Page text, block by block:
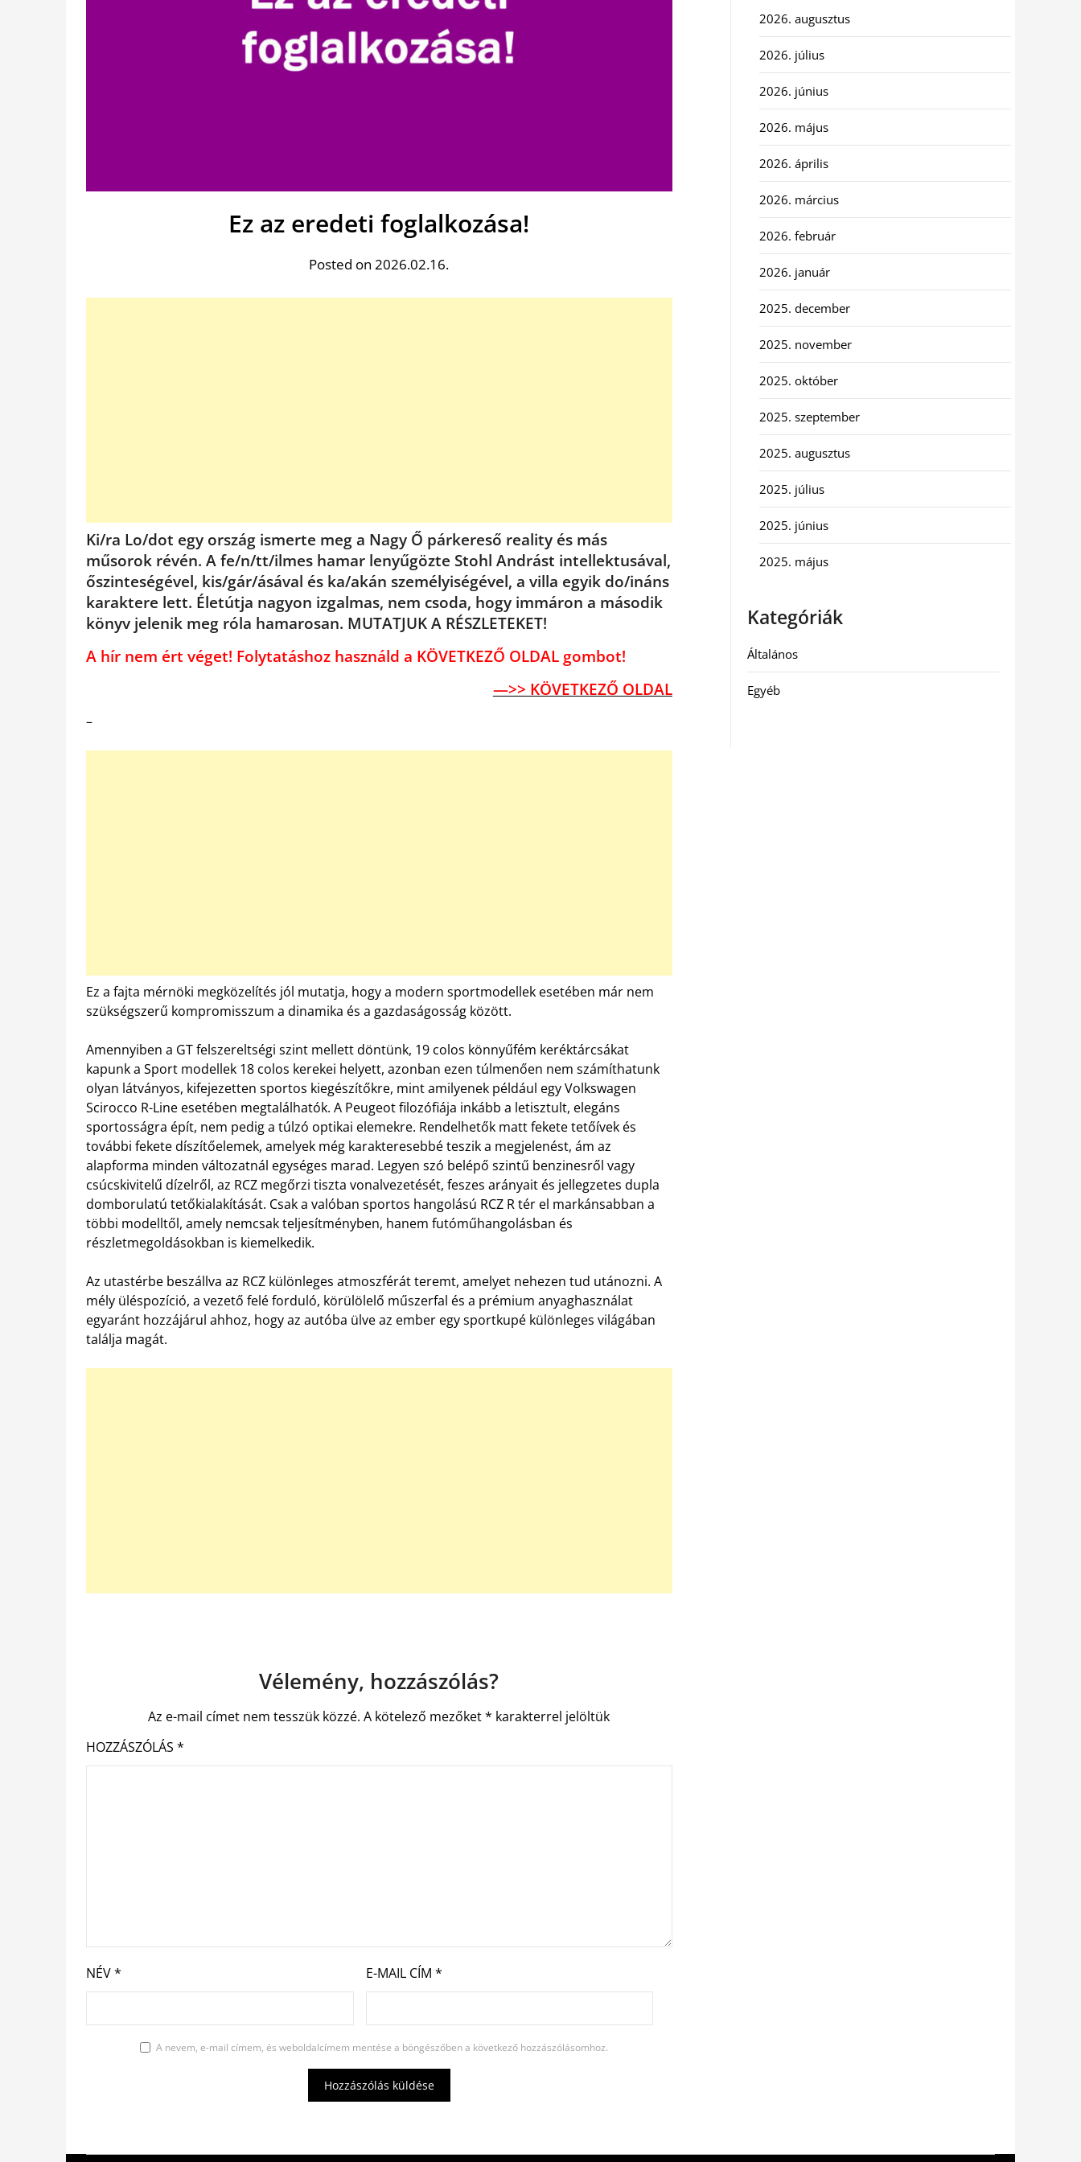
Ez az eredeti foglalkozása!
Posted on 2026.02.16.
Ki/ra Lo/dot egy ország ismerte meg a Nagy Ő párkereső reality és más
műsorok révén. A fe/n/tt/ilmes hamar lenyűgözte Stohl Andrást intellektusával,
őszinteségével, kis/gár/ásával és ka/akán személyiségével, a villa egyik do/ináns
karaktere lett. Életútja nagyon izgalmas, nem csoda, hogy immáron a második
könyv jelenik meg róla hamarosan. MUTATJUK A RÉSZLETEKET!
A hír nem ért véget! Folytatáshoz használd a KÖVETKEZŐ OLDAL gombot!
—>> KÖVETKEZŐ OLDAL
–
Ez a fajta mérnöki megközelítés jól mutatja, hogy a modern sportmodellek esetében már nem
szükségszerű kompromisszum a dinamika és a gazdaságosság között.
Amennyiben a GT felszereltségi szint mellett döntünk, 19 colos könnyűfém keréktárcsákat
kapunk a Sport modellek 18 colos kerekei helyett, azonban ezen túlmenően nem számíthatunk
olyan látványos, kifejezetten sportos kiegészítőkre, mint amilyenek például egy Volkswagen
Scirocco R-Line esetében megtalálhatók. A Peugeot filozófiája inkább a letisztult, elegáns
sportosságra épít, nem pedig a túlzó optikai elemekre. Rendelhetők matt fekete tetőívek és
további fekete díszítőelemek, amelyek még karakteresebbé teszik a megjelenést, ám az
alapforma minden változatnál egységes marad. Legyen szó belépő szintű benzinesről vagy
csúcskivitelű dízelről, az RCZ megőrzi tiszta vonalvezetését, feszes arányait és jellegzetes dupla
domborulatú tetőkialakítását. Csak a valóban sportos hangolású RCZ R tér el markánsabban a
többi modelltől, amely nemcsak teljesítményben, hanem futóműhangolásban és
részletmegoldásokban is kiemelkedik.
Az utastérbe beszállva az RCZ különleges atmoszférát teremt, amelyet nehezen tud utánozni. A
mély üléspozíció, a vezető felé forduló, körülölelő műszerfal és a prémium anyaghasználat
egyaránt hozzájárul ahhoz, hogy az autóba ülve az ember egy sportkupé különleges világában
találja magát.
Vélemény, hozzászólás?
Az e-mail címet nem tesszük közzé. A kötelező mezőket* karakterrel jelöltük
HOZZÁSZÓLÁS *
NÉV* E-MAIL CÍM *
A nevem, e-mail címem, és weboldalcímem mentése a böngészőben a következő hozzászólásomhoz.
2026. augusztus
2026. július
2026. június
2026. május
2026. április
2026. március
2026. február
2026. január
2025. december
2025. november
2025. október
2025. szeptember
2025. augusztus
2025. július
2025. június
2025. május
Kategóriák
Általános
Egyéb